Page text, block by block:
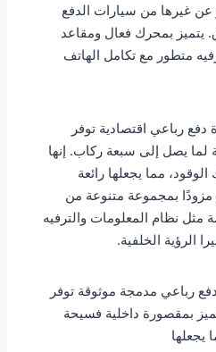
عن غيرها من سيارات الدفع
يتميز بمحرك فعال ومقاعد
متطور مع تكامل الهاتف
رباعي اقتصادية توفر
لما يصل إلى سبعة ركاب. إنها
مما يجعلها رائعة
مزودًا بمجموعة متنوعة من
مثل نظام المعلومات والترفيه
الرؤية الخلفية.
رباعي مدمجة موثوقة توفر
بمقصورة داخلية فسيحة
يجعلها